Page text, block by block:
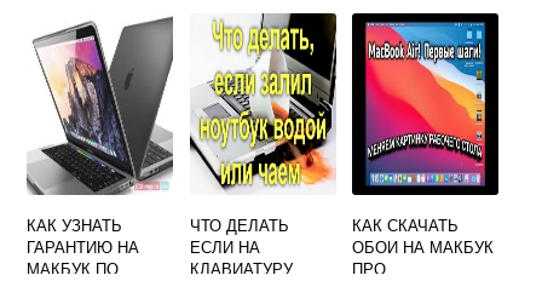
OS
КАК УЗНАТЬ
ГАРАНТИЮ НА
МАКБУК ПО
ЧТО ДЕЛАТЬ
ЕСЛИ НА
КЛАВИАТУРУ
КАК СКАЧАТЬ
ОБОИ НА МАКБУК
ПРО